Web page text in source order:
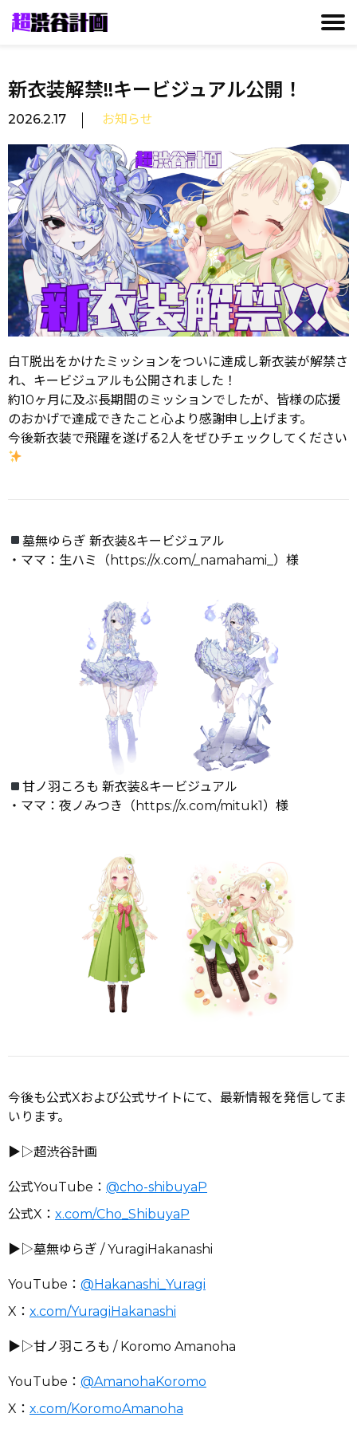
新衣装解禁!!キービジュアル公開！
2026.2.17 お知らせ
白T脱出をかけたミッションをついに達成し新衣装が解禁さ
れ、キービジュアルも公開されました！
約10ヶ月に及ぶ長期間のミッションでしたが、皆様の応援
のおかげで達成できたこと心より感謝申し上げます。
今後新衣装で飛躍を遂げる2人をぜひチェックしてください
墓無ゆらぎ 新衣装&キービジュアル
・ママ：生ハミ（ https://x.com/_namahami_ ）様
甘ノ羽ころも 新衣装&キービジュアル
・ママ：夜ノみつき（ https://x.com/mituk1 ）様
今後も公式Xおよび公式サイトにて、最新情報を発信してま
いります。
▶︎▷超渋谷計画
公式YouTube： @cho-shibuyaP
公式X： x.com/Cho_ShibuyaP
▶︎▷墓無ゆらぎ / YuragiHakanashi
YouTube： @Hakanashi_Yuragi
X： x.com/YuragiHakanashi
▶︎▷甘ノ羽ころも / Koromo Amanoha
YouTube： @AmanohaKoromo
X： x.com/KoromoAmanoha